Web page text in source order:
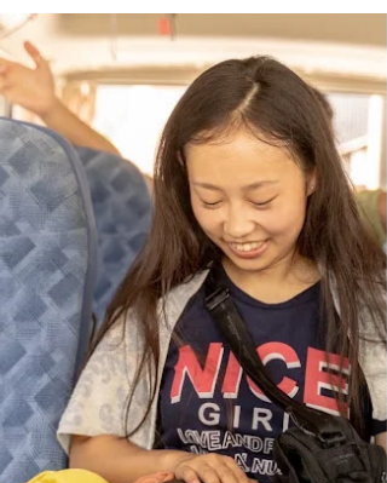
木こり体験からグレードアップし、「暮らし」に
も着目したテーマでした。 晴れているものの冷
い風の吹く大寒手前、まずはお互いを知るアイス
ブレイクの後、こうした自然の中で昔の人は何を
思い過ごしていたのかを学ぶところから1日目が
まりました。 話は縄文時代までさかのぼり、当
の人々の木との関わりについても学びを深めまし
た。 燃料や食料や建築素材など、人と木の関わ
は昔から奥深いものでした。 次に、実際に林の中
を歩いて昔の人の痕跡探しをしました！ かつて
われていた道の跡、今もススキが残る茅場など…
意識しないと気づかないような痕跡が実は日本の
山に多く残されていることを知りました。 特に
かつての炭焼き場とその周りに落ちていた酒瓶の
カケラを見つけたときは、「昔の人はお酒を飲み
ながら炭焼きを見張っていたのだなぁ」と、その
頃の風景が目に浮かびました。 （酒瓶のカケラ
長い時間をかけて木に呑まれていたり！結構レ
ア？） .